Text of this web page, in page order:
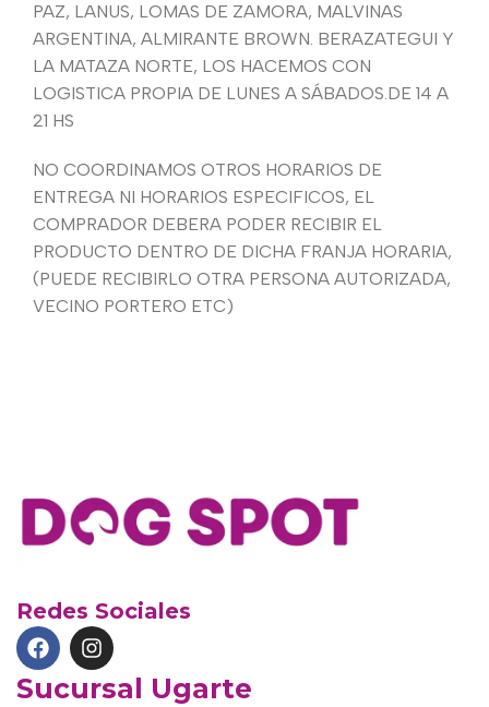
PAZ, LANUS, LOMAS DE ZAMORA, MALVINAS
ARGENTINA, ALMIRANTE BROWN. BERAZATEGUI Y
LA MATAZA NORTE, LOS HACEMOS CON
LOGISTICA PROPIA DE LUNES A SÁBADOS.DE 14 A
21 HS
NO COORDINAMOS OTROS HORARIOS DE
ENTREGA NI HORARIOS ESPECIFICOS, EL
COMPRADOR DEBERA PODER RECIBIR EL
PRODUCTO DENTRO DE DICHA FRANJA HORARIA,
(PUEDE RECIBIRLO OTRA PERSONA AUTORIZADA,
VECINO PORTERO ETC)
Redes Sociales
Sucursal Ugarte